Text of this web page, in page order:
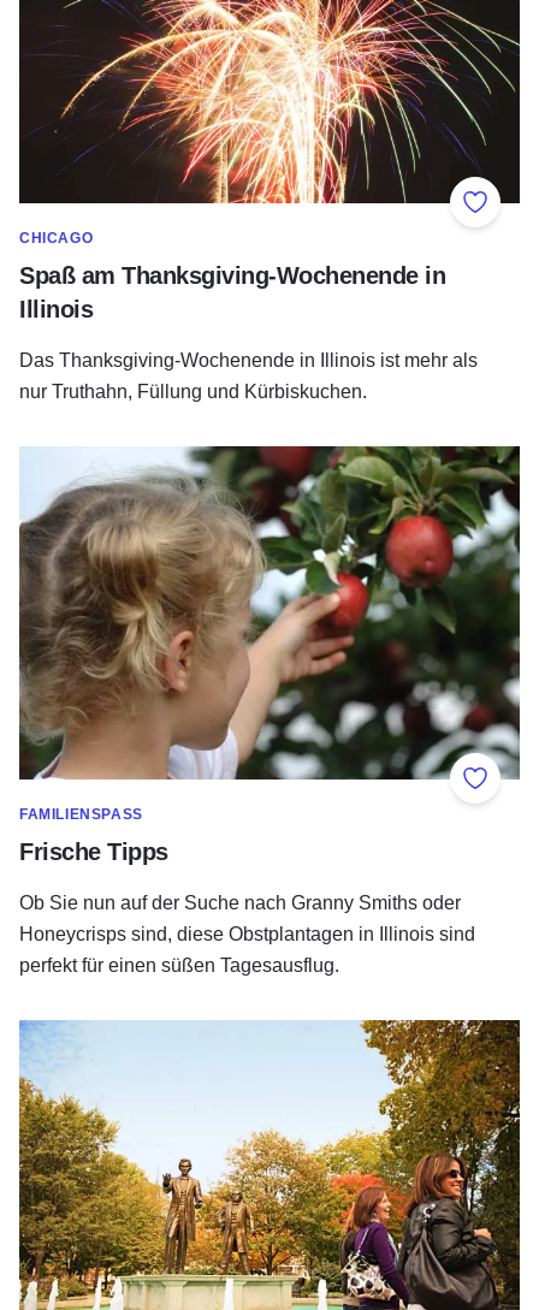
Zu
CHICAGO
Spaß am Thanksgiving-Wochenende in
Illinois
Das Thanksgiving-Wochenende in Illinois ist mehr als
nur Truthahn, Füllung und Kürbiskuchen.
Zu
FAMILIENSPASS
Frische Tipps
Ob Sie nun auf der Suche nach Granny Smiths oder
Honeycrisps sind, diese Obstplantagen in Illinois sind
perfekt für einen süßen Tagesausflug.
Erkunden Sie die Regionen: Bunte Herbstausflüge